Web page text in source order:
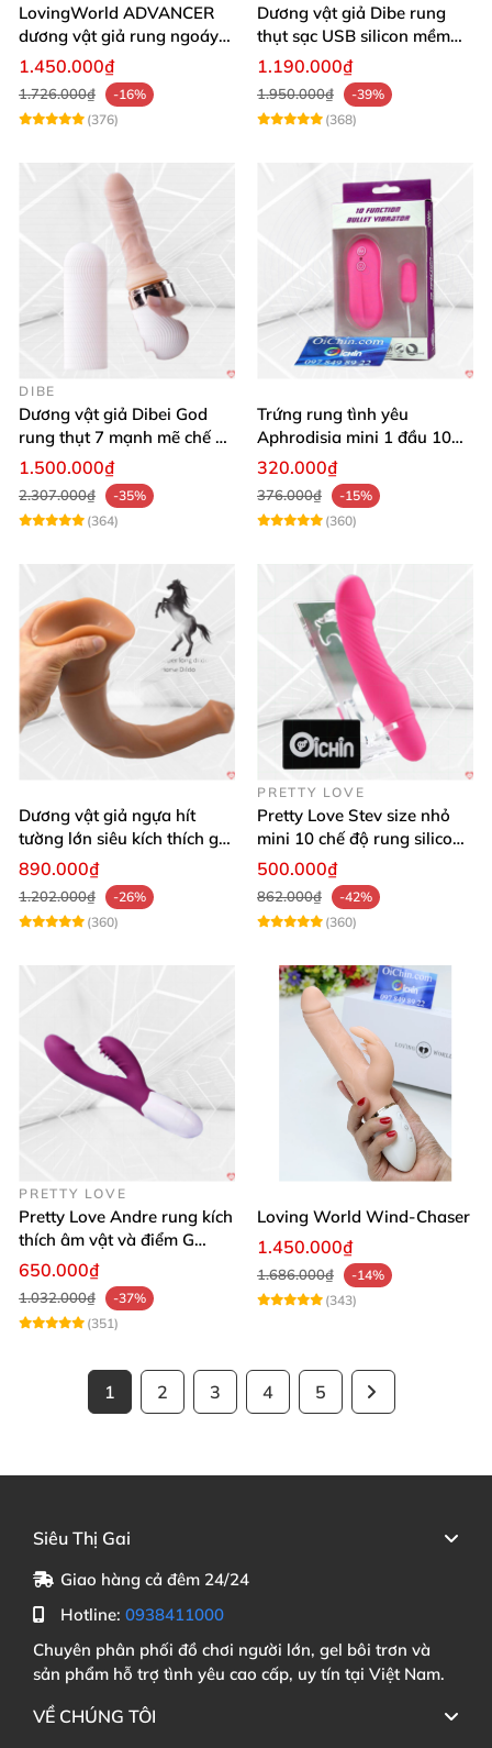
LovingWorld ADVANCER
dương vật giả rung ngoáy
thụt 7 chế độ
1.450.000₫
1.726.000₫
-16%
(376)
Dương vật giả Dibe rung
thụt sạc USB silicon mềm
mại thật
1.190.000₫
1.950.000₫
-39%
(368)
DIBE
Dương vật giả Dibei God
rung thụt 7 mạnh mẽ chế độ
tỏa nhiệt
1.500.000₫
2.307.000₫
-35%
(364)
Trứng rung tình yêu
Aphrodisia mini 1 đầu 10
chế độ rung đa năng
320.000₫
376.000₫
-15%
(360)
Dương vật giả ngựa hít
tường lớn siêu kích thích gai
nổi
890.000₫
1.202.000₫
-26%
(360)
PRETTY LOVE
Pretty Love Stev size nhỏ
mini 10 chế độ rung silicone
mềm
500.000₫
862.000₫
-42%
(360)
PRETTY LOVE
Pretty Love Andre rung kích
thích âm vật và điểm G
mạnh mẽ
650.000₫
1.032.000₫
-37%
(351)
Loving World Wind-Chaser
1.450.000₫
1.686.000₫
-14%
(343)
1 2 3 4 5
Siêu Thị Gai
Giao hàng cả đêm 24/24
Hotline: 0938411000
Chuyên phân phối đồ chơi người lớn, gel bôi trơn và
sản phẩm hỗ trợ tình yêu cao cấp, uy tín tại Việt Nam.
VỀ CHÚNG TÔI